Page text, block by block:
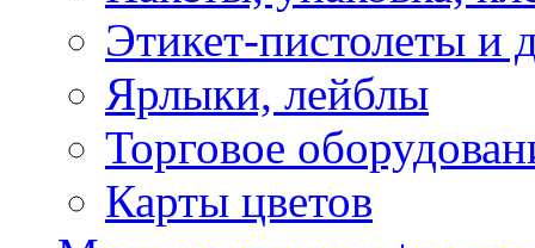
Этикет-пистолеты и
Ярлыки, лейблы
Торговое
Карты цветов